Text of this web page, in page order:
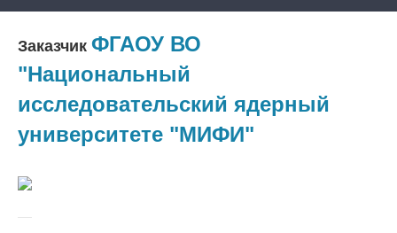
Заказчик ФГАОУ ВО
"Национальный
исследовательский ядерный
университете "МИФИ"